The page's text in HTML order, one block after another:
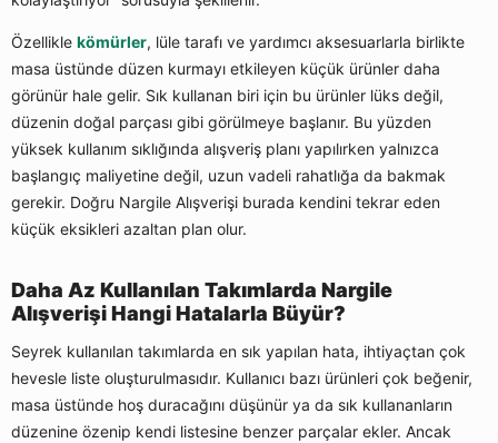
Özellikle kömürler, lüle tarafı ve yardımcı aksesuarlarla birlikte
masa üstünde düzen kurmayı etkileyen küçük ürünler daha
görünür hale gelir. Sık kullanan biri için bu ürünler lüks değil,
düzenin doğal parçası gibi görülmeye başlanır. Bu yüzden
yüksek kullanım sıklığında alışveriş planı yapılırken yalnızca
başlangıç maliyetine değil, uzun vadeli rahatlığa da bakmak
gerekir. Doğru Nargile Alışverişi burada kendini tekrar eden
küçük eksikleri azaltan plan olur.
Daha Az Kullanılan Takımlarda Nargile
Alışverişi Hangi Hatalarla Büyür?
Seyrek kullanılan takımlarda en sık yapılan hata, ihtiyaçtan çok
hevesle liste oluşturulmasıdır. Kullanıcı bazı ürünleri çok beğenir,
masa üstünde hoş duracağını düşünür ya da sık kullananların
düzenine özenip kendi listesine benzer parçalar ekler. Ancak